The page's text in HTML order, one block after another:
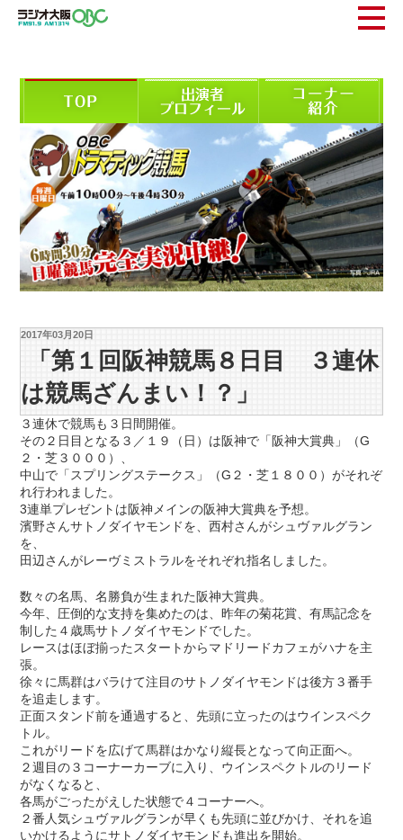
2017年03月20日
「第１回阪神競馬８日目 ３連休
は競馬ざんまい！？」
３連休で競馬も３日間開催。
その２日目となる３／１９（日）は阪神で「阪神大賞典」（G
２・芝３０００）、
中山で「スプリングステークス」（G２・芝１８００）がそれぞ
れ行われました。
3連単プレゼントは阪神メインの阪神大賞典を予想。
濱野さんサトノダイヤモンドを、西村さんがシュヴァルグラン
を、
田辺さんがレーヴミストラルをそれぞれ指名しました。
数々の名馬、名勝負が生まれた阪神大賞典。
今年、圧倒的な支持を集めたのは、昨年の菊花賞、有馬記念を
制した４歳馬サトノダイヤモンドでした。
レースはほぼ揃ったスタートからマドリードカフェがハナを主
張。
徐々に馬群はバラけて注目のサトノダイヤモンドは後方３番手
を追走します。
正面スタンド前を通過すると、先頭に立ったのはウインスペク
トル。
これがリードを広げて馬群はかなり縦長となって向正面へ。
２週目の３コーナーカーブに入り、ウインスペクトルのリード
がなくなると、
各馬がごったがえした状態で４コーナーへ。
２番人気シュヴァルグランが早くも先頭に並びかけ、それを追
いかけるようにサトノダイヤモンドも進出を開始。